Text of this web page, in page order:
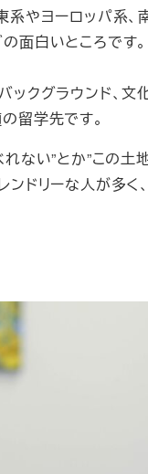
やヨーロッパ系、
面白いところです。
クグラウンド、文
留学先です。
ない”とか”この土
ドリーな人が多く